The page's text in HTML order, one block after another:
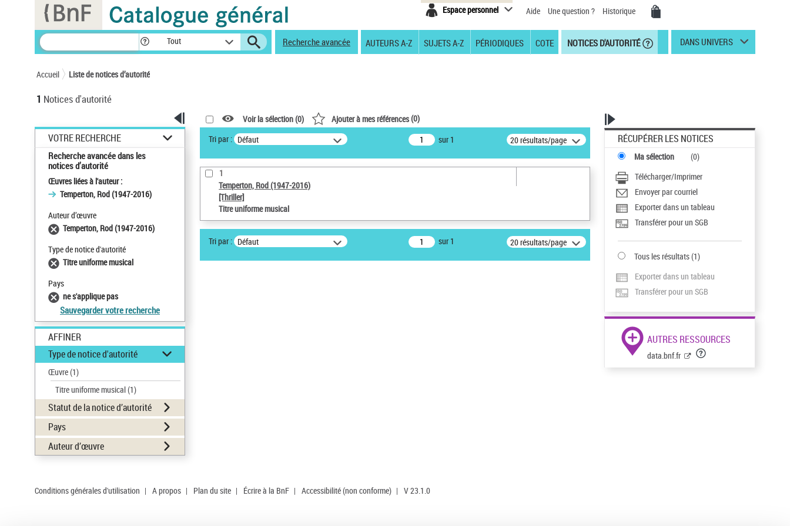
Espace personnel Aide Une question ? Historique
Tout Recherche avancée AUTEURS A-Z SUJETS A-Z PÉRIODIQUES COTE NOTICES D'AUTORITÉ DANS UNIVERS
Accueil Liste de notices d’autorité
1 Notices d'autorité
VOTRE RECHERCHE
Recherche avancée dans les
notices d’autorité
Œuvres liées à l'auteur :
Temperton, Rod (1947-2016)
Auteur d’œuvre
Temperton, Rod (1947-2016)
Type de notice d'autorité
Titre uniforme musical
Pays
ne s'applique pas
Sauvegarder votre recherche
AFFINER
Type de notice d'autorité
Œuvre(1)
Titre uniforme musical(1)
Statut de la notice d’autorité
Pays
Auteur d’œuvre
Voir la sélection (0) Ajouter à mes références(0)
Tri par : Défaut sur 1 20 résultats/page
1
Temperton, Rod (1947-2016)
[Thriller]
Titre uniforme musical
Tri par : Défaut sur 1 20 résultats/page
RÉCUPÉRER LES NOTICES
Ma sélection (0)
Télécharger/Imprimer
Envoyer par courriel
Exporter dans un tableau
Transférer pour un SGB
Tous les résultats(1)
Exporter dans un tableau
Transférer pour un SGB
AUTRES RESSOURCES
data.bnf.fr
Conditions générales d'utilisation | A propos | Plan du site | Écrire à la BnF | Accessibilité (non conforme) | V 23.1.0
Panneau de gestion des cookies